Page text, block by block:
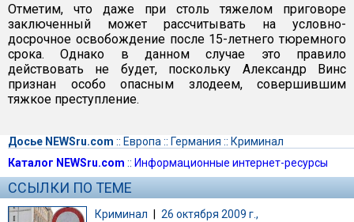
Отметим, что даже при столь тяжелом приговоре
заключенный может рассчитывать на условно-
досрочное освобождение после 15-летнего тюремного
срока. Однако в данном случае это правило
действовать не будет, поскольку Александр Винс
признан особо опасным злодеем, совершившим
тяжкое преступление.
Досье NEWSru.com :: Европа :: Германия :: Криминал
Каталог NEWSru.com :: Информационные интернет-ресурсы
ССЫЛКИ ПО ТЕМЕ
Криминал | 26 октября 2009 г.,